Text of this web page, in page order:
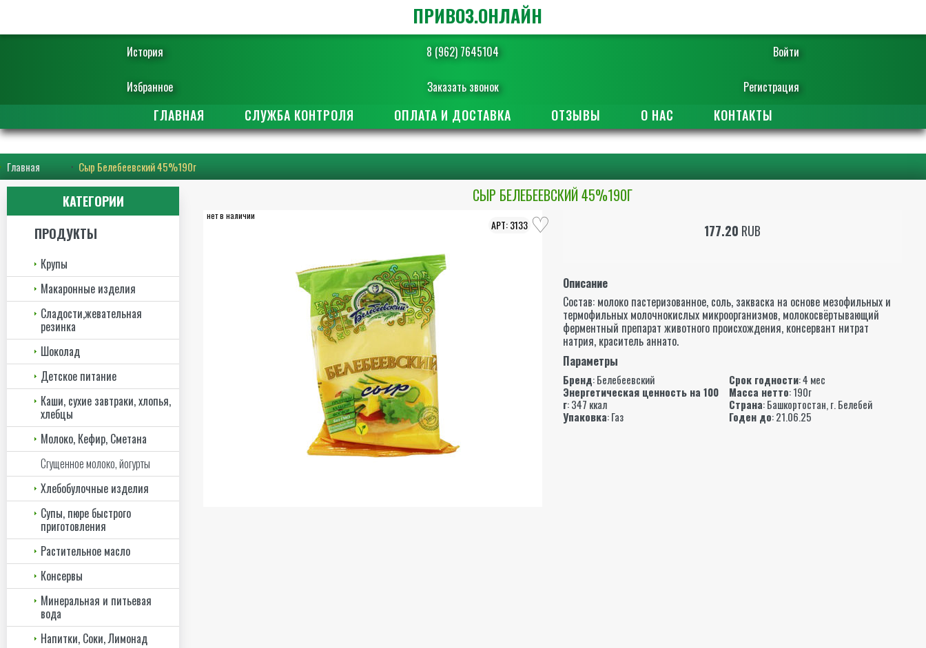
История 8 (962) 7645104 Войти
Избранное Заказать звонок Регистрация
ПРИВОЗ.ОНЛАЙН
ГЛАВНАЯ СЛУЖБА КОНТРОЛЯ ОПЛАТА И ДОСТАВКА ОТЗЫВЫ О НАС КОНТАКТЫ
Главная Сыр Белебеевский 45%190г
КАТЕГОРИИ
ПРОДУКТЫ
Крупы
Макаронные изделия
Сладости,жевательная
резинка
Шоколад
Детское питание
Каши, сухие завтраки, хлопья,
хлебцы
Молоко, Кефир, Сметана
Сгущенное молоко, йогурты
Хлебобулочные изделия
Супы, пюре быстрого
приготовления
Растительное масло
Консервы
Минеральная и питьевая
вода
Напитки, Соки, Лимонад
СЫР БЕЛЕБЕЕВСКИЙ 45%190Г
нет в наличии
3133 177.20 RUB
Описание
Состав: молоко пастеризованное, соль, закваска на основе мезофильных и
термофильных молочнокислых микроорганизмов, молокосвёртывающий
ферментный препарат животного происхождения, консервант нитрат
натрия, краситель аннато.
Параметры
Бренд:Белебеевский Срок годности: 4 мес
Энергетическая ценность на 100
г: 347 ккал
Масса нетто: 190г
Страна: Башкортостан, г. Белебей
Упаковка: Газ Годен до: 21.06.25